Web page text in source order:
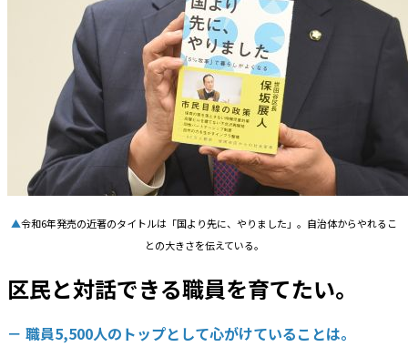
▲令和6年発売の近著のタイトルは「国より先に、やりました」。自治体からやれるこ
との大きさを伝えている。
区民と対話できる職員を育てたい。
－ 職員5,500人のトップとして心がけていることは。